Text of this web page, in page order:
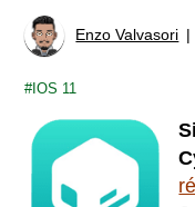
Enzo Valvasori
IOS 11